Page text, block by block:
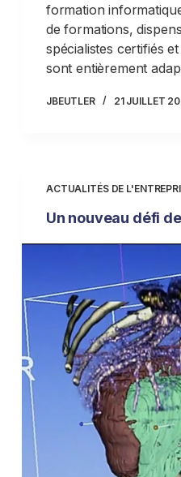
formation
de formations,
spécialistes certifiés
sont entièrement
JBEUTLER 21 JUILLET
ACTUALITÉS DE
Un nouveau défi